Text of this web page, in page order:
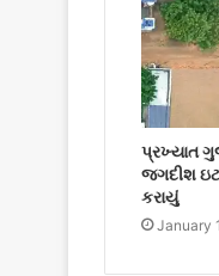
પ્રખ્યાત
જગદીશ
કરાયું
January